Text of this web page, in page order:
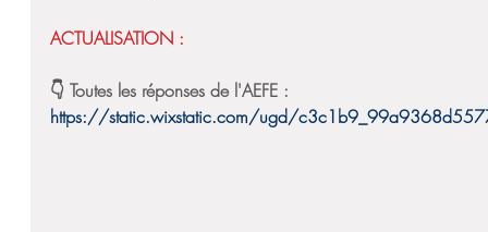
ACTUALISATION :
👇 Toutes les réponses de l'AEFE :
https://static.wixstatic.com/ugd/